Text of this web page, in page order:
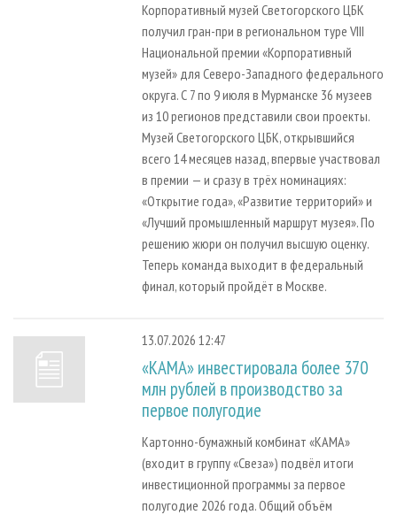
Корпоративный музей Светогорского ЦБК
получил гран-при в региональном туре VIII
Национальной премии «Корпоративный
музей» для Северо-Западного федерального
округа. С 7 по 9 июля в Мурманске 36 музеев
из 10 регионов представили свои проекты.
Музей Светогорского ЦБК, открывшийся
всего 14 месяцев назад, впервые участвовал
в премии — и сразу в трёх номинациях:
«Открытие года», «Развитие территорий» и
«Лучший промышленный маршрут музея». По
решению жюри он получил высшую оценку.
Теперь команда выходит в федеральный
финал, который пройдёт в Москве.
13.07.2026 12:47
«КАМА» инвестировала более 370
млн рублей в производство за
первое полугодие
Картонно-бумажный комбинат «КАМА»
(входит в группу «Свеза») подвёл итоги
инвестиционной программы за первое
полугодие 2026 года. Общий объём